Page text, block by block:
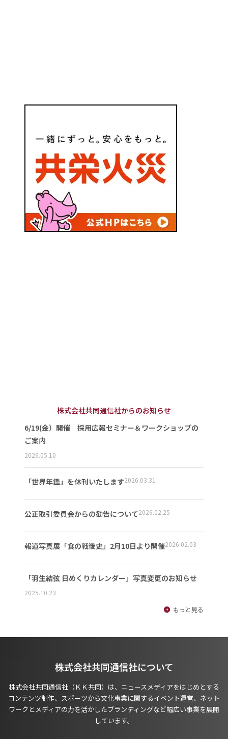
株式会社共同通信社からのお知らせ
6/19(金）開催 採用広報セミナー＆ワークショップの
ご案内
2026.05.10
「世界年鑑」を休刊いたします2026.03.31
公正取引委員会からの勧告について2026.02.25
報道写真展「食の戦後史」2月10日より開催2026.02.03
「羽生結弦 日めくりカレンダー」写真変更のお知らせ
2025.10.23
もっと見る
株式会社共同通信社について
株式会社共同通信社（ＫＫ共同）は、ニュースメディアをはじめとする
コンテンツ制作、スポーツから文化事業に関するイベント運営、ネット
ワークとメディアの力を活かしたブランディングなど幅広い事業を展開
しています。